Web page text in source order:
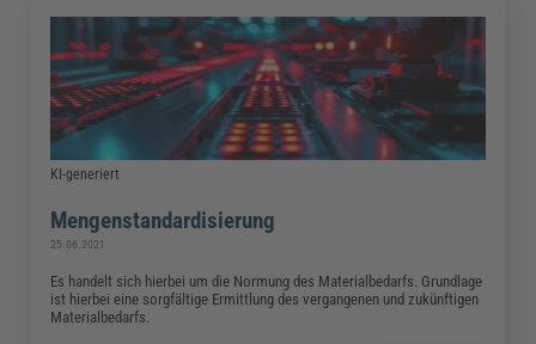
KI-generiert
Mengenstandardisierung
25.06.2021
Es handelt sich hierbei um die Normung des Materialbedarfs. Grundlage
ist hierbei eine sorgfältige Ermittlung des vergangenen und zukünftigen
Materialbedarfs.